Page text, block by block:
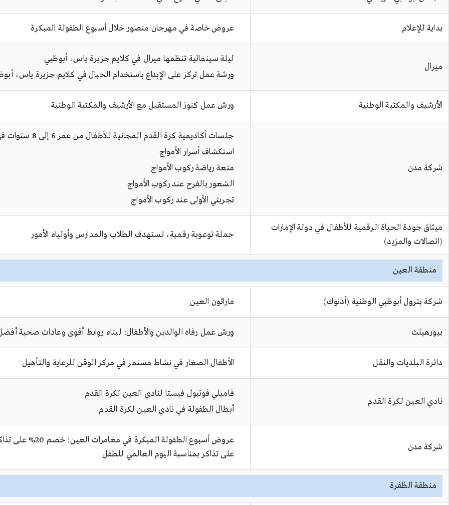
بداية للإعلام عروض خاصة في مهرجان منصور خلال أسبوع الطفولة المبكرة
ميرال
ليلة سينمائية تنظمها ميرال في كلايم جزيرة ياس، أبوظبي
ورشة عمل تركز على الإبداع باستخدام الحبال في كلايم جزيرة ياس،
الأرشيف والمكتبة الوطنية ورش عمل كنوز المستقبل مع الأرشيف والمكتبة الوطنية
شركة مدن
جلسات أكاديمية كرة القدم المجانية للأطفال من عمر 6 إلى 8 سنوات في 321 سبورتس
استكشاف أسرار الأمواج
متعة رياضة ركوب الأمواج
الشعور بالفرح عند ركوب الأمواج
تجربتي الأولى عند ركوب الأمواج
ميثاق جودة الحياة الرقمية للأطفال في دولة الإمارات
(اتصالات والمزيد)
حملة توعوية رقمية، تستهدف الطلاب والمدارس وأولياء الأمور
منطقة العين
شركة بترول أبوظبي الوطنية (أدنوك) ماراثون العين
بيورهيلث ورش عمل رفاه الوالدين والأطفال: لبناء روابط أقوى وعادات صحية
دائرة البلديات والنقل الأطفال الصغار في نشاط مستمر في مركز الوقن للرعاية والتأهيل
نادي العين لكرة القدم
فاميلي فوتبول فيستا لنادي العين لكرة القدم
أبطال الطفولة في نادي العين لكرة القدم
شركة مدن
عروض أسبوع
على تذاكر بمناسبة اليوم العالمي للطفل
منطقة الظفرة